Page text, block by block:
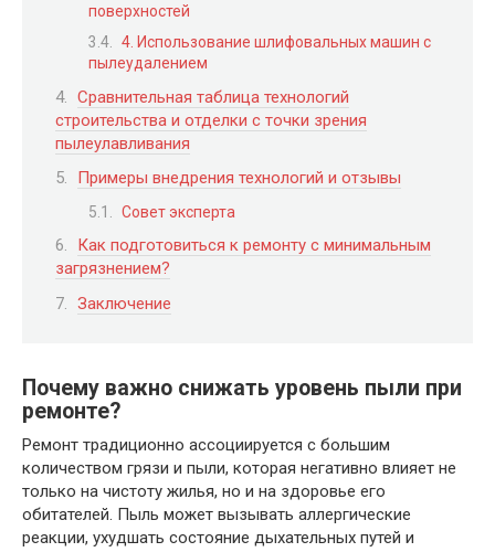
поверхностей
4. Использование шлифовальных машин с
пылеудалением
Сравнительная таблица технологий
строительства и отделки с точки зрения
пылеулавливания
Примеры внедрения технологий и отзывы
Совет эксперта
Как подготовиться к ремонту с минимальным
загрязнением?
Заключение
Почему важно снижать уровень пыли при
ремонте?
Ремонт традиционно ассоциируется с большим
количеством грязи и пыли, которая негативно влияет не
только на чистоту жилья, но и на здоровье его
обитателей. Пыль может вызывать аллергические
реакции, ухудшать состояние дыхательных путей и